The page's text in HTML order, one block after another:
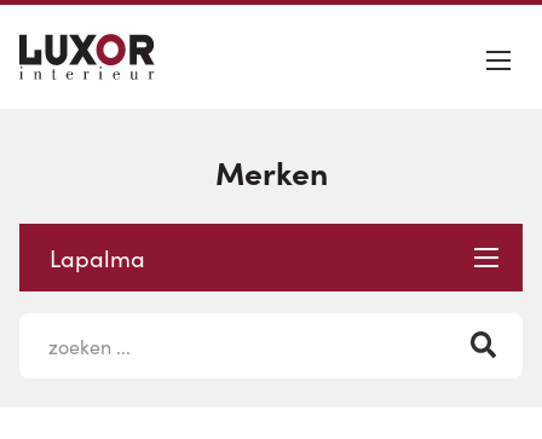
Merken
Lapalma